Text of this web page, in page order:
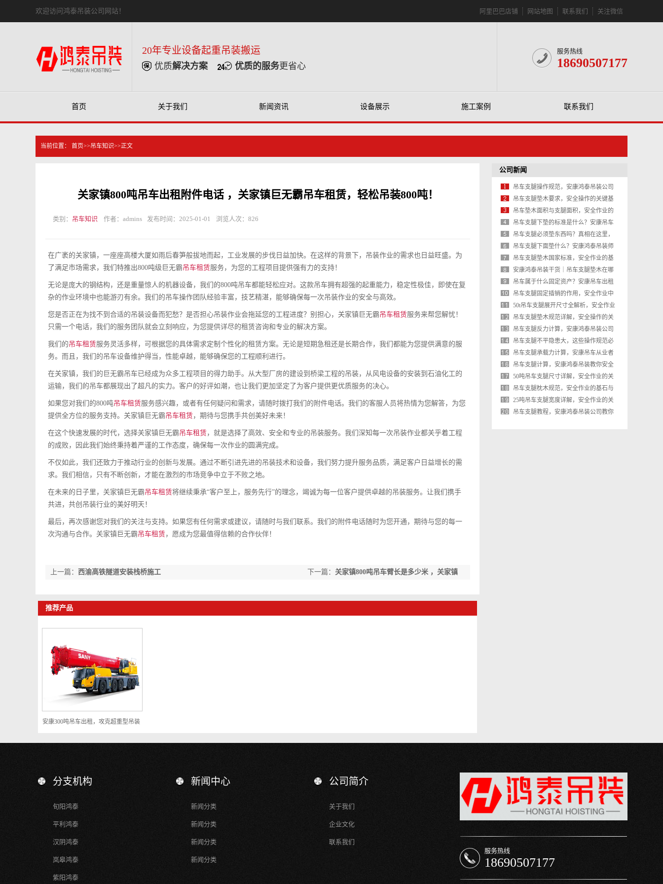
欢迎访问鸿泰吊装公司网站！ 阿里巴巴店铺 网站地图 联系我们 关注微信
20年专业设备起重吊装搬运
优质解决方案 优质的服务更省心
服务热线
18690507177
首页 关于我们 新闻资讯 设备展示 施工案例 联系我们
当前位置： 首页>>吊车知识>>正文
关家镇800吨吊车出租附件电话 ，关家镇巨无霸吊车租赁，轻松吊装800吨！
类别： 吊车知识 作者：admins 发布时间：2025-01-01 浏览人次： 826
在广袤的关家镇，一座座高楼大厦如雨后春笋般拔地而起，工业发展的步伐日益加快。在这样的背景下，吊装作业的需求也日益旺盛。为
了满足市场需求，我们特推出800吨级巨无霸吊车租赁服务，为您的工程项目提供强有力的支持！
无论是庞大的钢结构，还是重量惊人的机器设备，我们的800吨吊车都能轻松应对。这款吊车拥有超强的起重能力，稳定性极佳，即使在复
杂的作业环境中也能游刃有余。我们的吊车操作团队经验丰富，技艺精湛，能够确保每一次吊装作业的安全与高效。
您是否正在为找不到合适的吊装设备而犯愁？是否担心吊装作业会拖延您的工程进度？别担心，关家镇巨无霸吊车租赁服务来帮您解忧！
只需一个电话，我们的服务团队就会立刻响应，为您提供详尽的租赁咨询和专业的解决方案。
我们的吊车租赁服务灵活多样，可根据您的具体需求定制个性化的租赁方案。无论是短期急租还是长期合作，我们都能为您提供满意的服
务。而且，我们的吊车设备维护得当，性能卓越，能够确保您的工程顺利进行。
在关家镇，我们的巨无霸吊车已经成为众多工程项目的得力助手。从大型厂房的建设到桥梁工程的吊装，从风电设备的安装到石油化工的
运输，我们的吊车都展现出了超凡的实力。客户的好评如潮，也让我们更加坚定了为客户提供更优质服务的决心。
如果您对我们的800吨吊车租赁服务感兴趣，或者有任何疑问和需求，请随时拨打我们的附件电话。我们的客服人员将热情为您解答，为您
提供全方位的服务支持。关家镇巨无霸吊车租赁，期待与您携手共创美好未来！
在这个快速发展的时代，选择关家镇巨无霸吊车租赁，就是选择了高效、安全和专业的吊装服务。我们深知每一次吊装作业都关乎着工程
的成败，因此我们始终秉持着严谨的工作态度，确保每一次作业的圆满完成。
不仅如此，我们还致力于推动行业的创新与发展。通过不断引进先进的吊装技术和设备，我们努力提升服务品质，满足客户日益增长的需
求。我们相信，只有不断创新，才能在激烈的市场竞争中立于不败之地。
在未来的日子里，关家镇巨无霸吊车租赁将继续秉承“客户至上，服务先行”的理念，竭诚为每一位客户提供卓越的吊装服务。让我们携手
共进，共创吊装行业的美好明天！
最后，再次感谢您对我们的关注与支持。如果您有任何需求或建议，请随时与我们联系。我们的附件电话随时为您开通，期待与您的每一
次沟通与合作。关家镇巨无霸吊车租赁，愿成为您最值得信赖的合作伙伴！
下一篇： 关家镇800吨吊车臂长是多少米 ，关家镇
上一篇： 西渝高铁隧道安装栈桥施工
推荐产品
安康300吨吊车出租，攻克超重型吊装
公司新闻
吊车支腿操作规范，安康鸿泰吊装公司
教你安全作业的每一步
吊车支腿垫木要求，安全操作的关键基
石
吊车垫木面积与支腿面积，安全作业的
基石与规范
吊车支腿下垫的标准是什么？安康吊车
出租师傅教你正确操作
吊车支腿必须垫东西吗？真相在这里，
安全操作不可忽视
吊车支腿下面垫什么？安康鸿泰吊装师
傅教你正确选择垫板，安全又合规
吊车支腿垫木国家标准，安全作业的基
石与安康吊车出租的合规操作
安康鸿泰吊装干货｜吊车支腿垫木在哪
里买？从业者手把手教你选对不踩坑
吊车属于什么固定资产？安康吊车出租
从业者详解分类与账务处理
吊车支腿固定插销的作用，安全作业中
不可或缺的保险栓
50t吊车支腿展开尺寸全解析，安全作业
的基石与实战经验
吊车支腿垫木规范详解，安全操作的关
键一步
吊车支腿反力计算，安康鸿泰吊装公司
的专业经验分享
吊车支腿不平隐患大，这些操作规范必
须牢记
吊车支腿承载力计算，安康吊车从业者
的安全必修课
吊车支腿计算，安康鸿泰吊装教你安全
作业的核心要点
50吨吊车支腿尺寸详解，安全作业的关
键参数与操作规范
吊车支腿枕木规范，安全作业的基石与
安康鸿泰吊装实操指南
25吨吊车支腿宽度详解，安全作业的关
键参数
吊车支腿教程，安康鸿泰吊装公司教你
分支机构
旬阳鸿泰
平利鸿泰
汉阴鸿泰
岚皋鸿泰
紫阳鸿泰
新闻中心
新闻分类
新闻分类
新闻分类
新闻分类
公司简介
关于我们
企业文化
联系我们
服务热线
18690507177